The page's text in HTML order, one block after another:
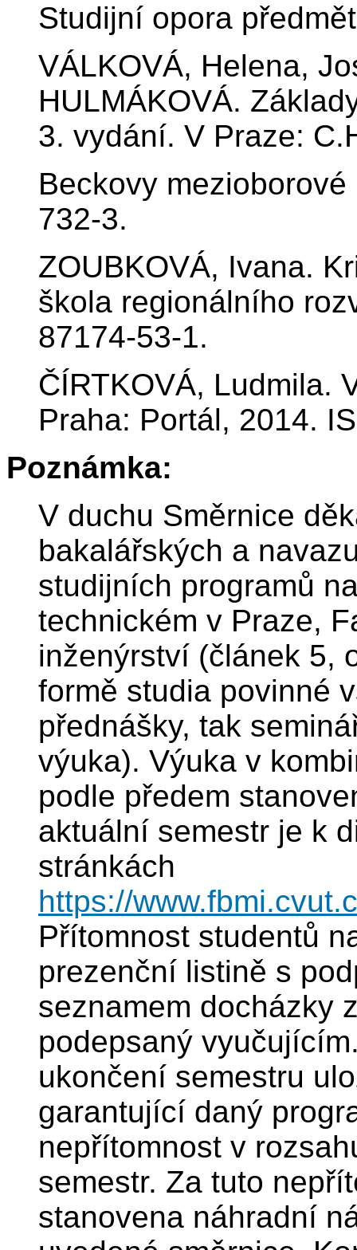
Studijní opora
VÁLKOVÁ, Helena,
HULMÁKOVÁ.
3. vydání. V Praze:
Beckovy
732-3.
ZOUBKOVÁ, Ivana.
škola regionálního
87174-53-1.
ČÍRTKOVÁ, Ludmila.
Praha: Portál, 2014.
Poznámka:
V duchu Směrnice
bakalářských a
studijních programů
technickém v Praze,
inženýrství (článek 5,
formě studia povinné
přednášky, tak
výuka). Výuka v
podle předem
aktuální semestr je k
stránkách
https://
Přítomnost studentů
prezenční listině s
seznamem docházky
podepsaný
ukončení semestru
garantující daný
nepřítomnost v
semestr. Za tuto
stanovena náhradní